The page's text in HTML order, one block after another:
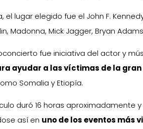
el lugar elegido fue el John F.
Madonna, Mick Jagger, Bryan
fue iniciativa del actor y
ayudar a las víctimas de la
Somalia y Etiopía.
duró 16 horas aproximadamente
así en uno de los eventos más